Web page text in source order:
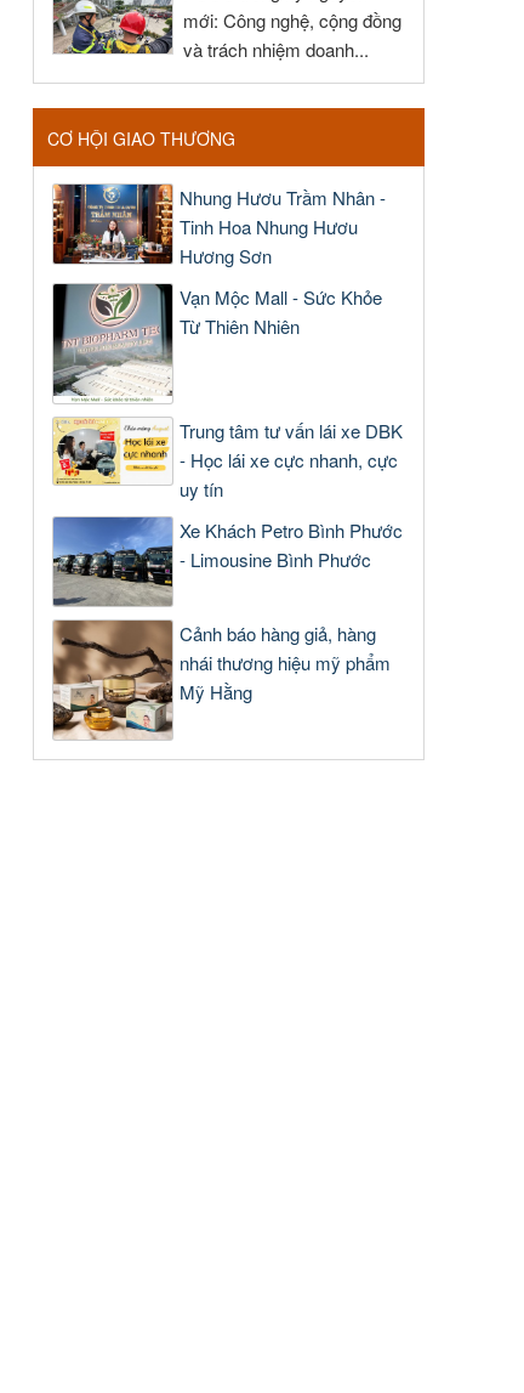
mới: Công nghệ, cộng đồng
và trách nhiệm doanh...
CƠ HỘI GIAO THƯƠNG
Nhung Hươu Trầm Nhân -
Tinh Hoa Nhung Hươu
Hương Sơn
Vạn Mộc Mall - Sức Khỏe
Từ Thiên Nhiên
Trung tâm tư vấn lái xe DBK
- Học lái xe cực nhanh, cực
uy tín
Xe Khách Petro Bình Phước
- Limousine Bình Phước
Cảnh báo hàng giả, hàng
nhái thương hiệu mỹ phẩm
Mỹ Hằng